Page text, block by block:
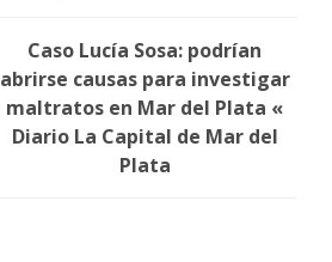
Caso Lucía Sosa: podrían
abrirse causas para investigar
maltratos en Mar del Plata «
Diario La Capital de Mar del
Plata